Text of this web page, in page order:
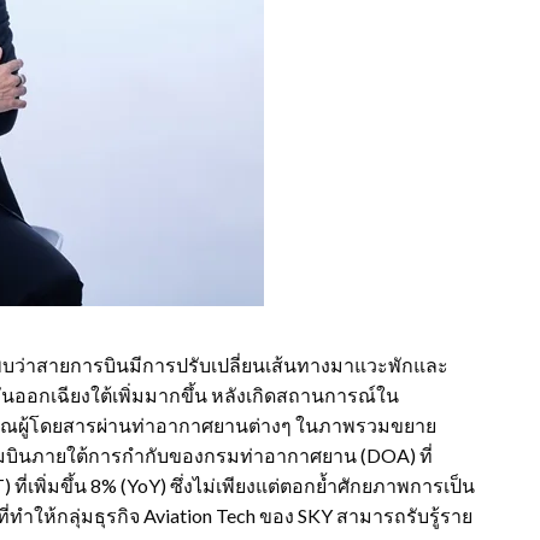
าสายการบินมีการปรับเปลี่ยนเส้นทางมาแวะพักและ
ออกเฉียงใต้เพิ่มมากขึ้น หลังเกิดสถานการณ์ใน
ผู้โดยสารผ่านท่าอากาศยานต่างๆ ในภาพรวมขยาย
ภายใต้การกำกับของกรมท่าอากาศยาน (DOA) ที่
ที่เพิ่มขึ้น 8% (YoY) ซึ่งไม่เพียงแต่ตอกย้ำศักยภาพการเป็น
ให้กลุ่มธุรกิจ Aviation Tech ของ SKY สามารถรับรู้ราย